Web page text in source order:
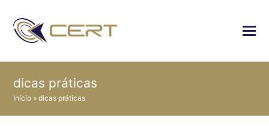
dicas práticas
Início »dicas práticas